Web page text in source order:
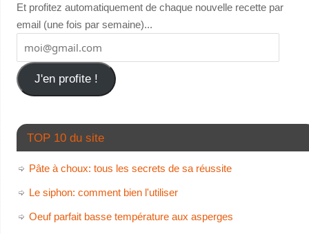
Et profitez automatiquement de chaque nouvelle recette par
email (une fois par semaine)...
J'en profite !
TOP 10 du site
Pâte à choux: tous les secrets de sa réussite
Le siphon: comment bien l'utiliser
Oeuf parfait basse température aux asperges